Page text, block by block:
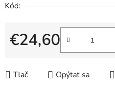
Kód:
€24,60
Jednotková cena:
Tlač Opýtať sa